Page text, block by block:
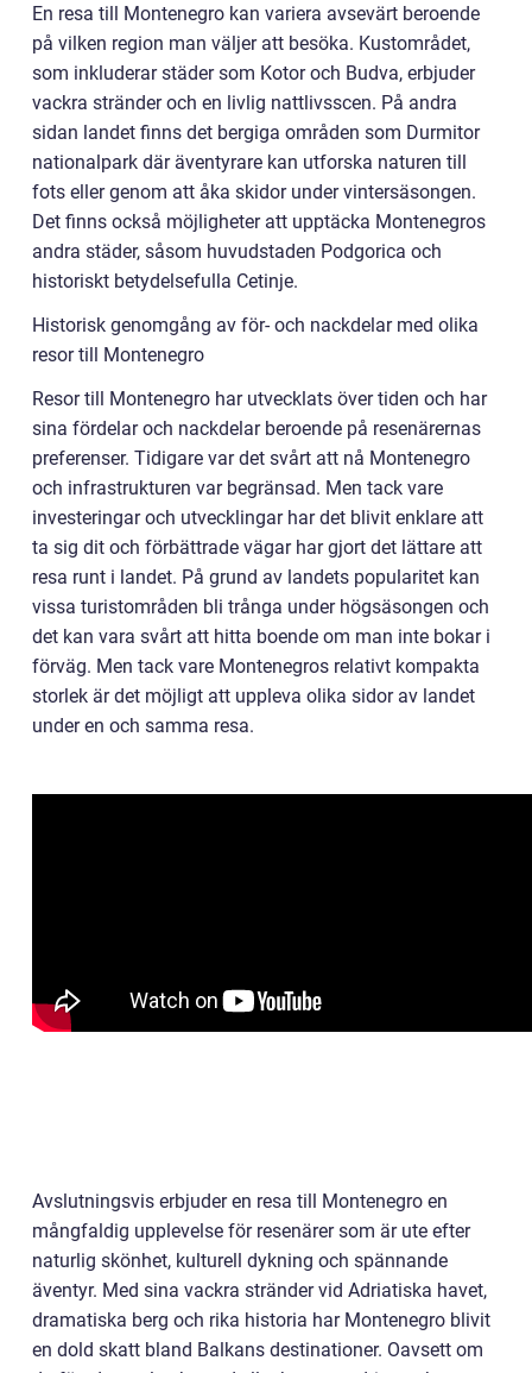
En resa till Montenegro kan variera avsevärt beroende
på vilken region man väljer att besöka. Kustområdet,
som inkluderar städer som Kotor och Budva, erbjuder
vackra stränder och en livlig nattlivsscen. På andra
sidan landet finns det bergiga områden som Durmitor
nationalpark där äventyrare kan utforska naturen till
fots eller genom att åka skidor under vintersäsongen.
Det finns också möjligheter att upptäcka Montenegros
andra städer, såsom huvudstaden Podgorica och
historiskt betydelsefulla Cetinje.
Historisk genomgång av för- och nackdelar med olika
resor till Montenegro
Resor till Montenegro har utvecklats över tiden och har
sina fördelar och nackdelar beroende på resenärernas
preferenser. Tidigare var det svårt att nå Montenegro
och infrastrukturen var begränsad. Men tack vare
investeringar och utvecklingar har det blivit enklare att
ta sig dit och förbättrade vägar har gjort det lättare att
resa runt i landet. På grund av landets popularitet kan
vissa turistområden bli trånga under högsäsongen och
det kan vara svårt att hitta boende om man inte bokar i
förväg. Men tack vare Montenegros relativt kompakta
storlek är det möjligt att uppleva olika sidor av landet
under en och samma resa.
Avslutningsvis erbjuder en resa till Montenegro en
mångfaldig upplevelse för resenärer som är ute efter
naturlig skönhet, kulturell dykning och spännande
äventyr. Med sina vackra stränder vid Adriatiska havet,
dramatiska berg och rika historia har Montenegro blivit
en dold skatt bland Balkans destinationer. Oavsett om